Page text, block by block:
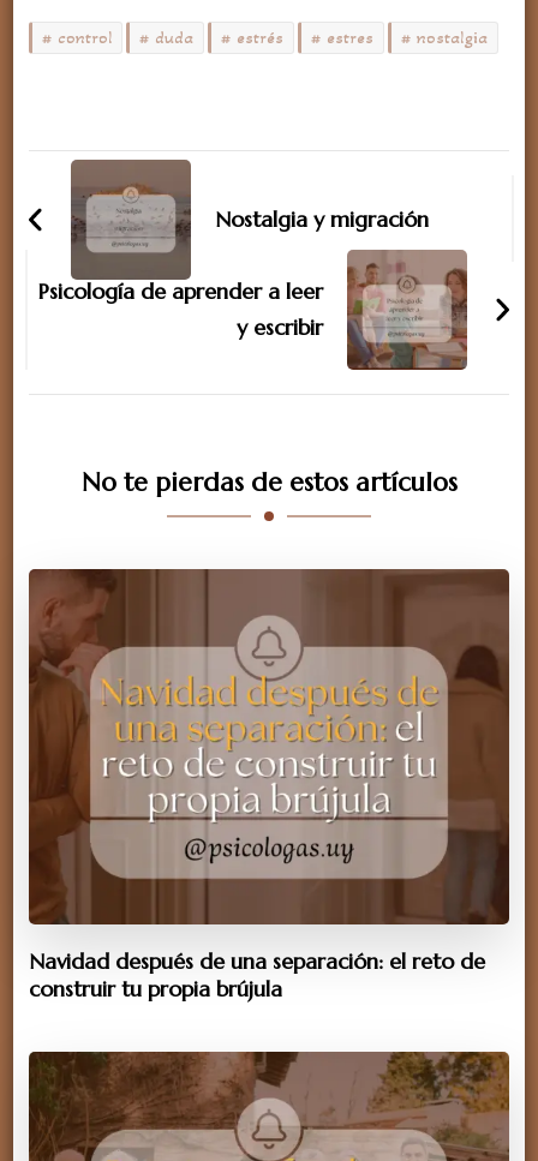
control duda estrés estres nostalgia
Navegación
de
entradas
Nostalgia y migración
Psicología de aprender a leer
y escribir
No te pierdas de estos artículos
Navidad después de una separación: el reto de
construir tu propia brújula